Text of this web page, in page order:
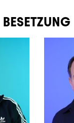
BESETZUNG